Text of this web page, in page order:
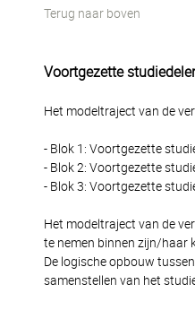
Terug naar boven
Voortgezette
Het modeltraject van de
- Blok 1: Voortgezette
- Blok 2: Voortgezette
- Blok 3: Voortgezette
Het modeltraject van de
te nemen binnen zijn/haar
De logische opbouw
samenstellen van het